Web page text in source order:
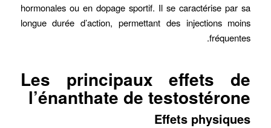
hormonales ou en dopage sportif. Il se caractérise par sa
longue durée d’action, permettant des injections moins
fréquentes.
Les principaux effets de
l’énanthate de testostérone
Effets physiques